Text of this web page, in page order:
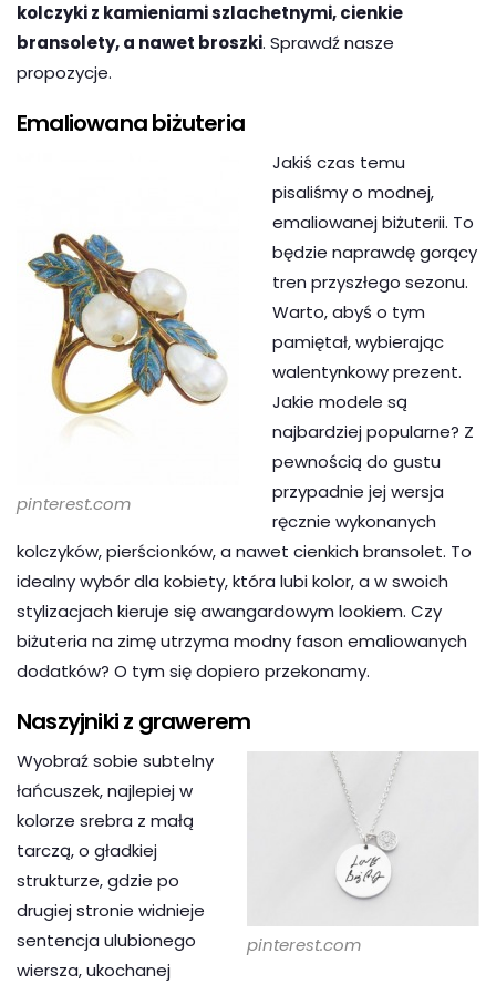
kolczyki z kamieniami szlachetnymi, cienkie
bransolety, a nawet broszki. Sprawdź nasze
propozycje.
Emaliowana biżuteria
pinterest.com
Jakiś czas temu
pisaliśmy o modnej,
emaliowanej biżuterii. To
będzie naprawdę gorący
tren przyszłego sezonu.
Warto, abyś o tym
pamiętał, wybierając
walentynkowy prezent.
Jakie modele są
najbardziej popularne? Z
pewnością do gustu
przypadnie jej wersja
ręcznie wykonanych
kolczyków, pierścionków, a nawet cienkich bransolet. To
idealny wybór dla kobiety, która lubi kolor, a w swoich
stylizacjach kieruje się awangardowym lookiem. Czy
biżuteria na zimę utrzyma modny fason emaliowanych
dodatków? O tym się dopiero przekonamy.
Naszyjniki z grawerem
pinterest.com
Wyobraź sobie subtelny
łańcuszek, najlepiej w
kolorze srebra z małą
tarczą, o gładkiej
strukturze, gdzie po
drugiej stronie widnieje
sentencja ulubionego
wiersza, ukochanej